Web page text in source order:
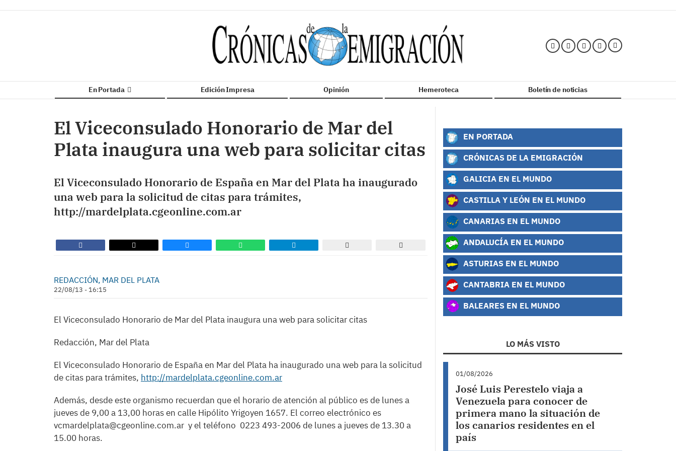
En Portada Edición Impresa Opinión Hemeroteca Boletín de noticias
El Viceconsulado Honorario de Mar del
Plata inaugura una web para solicitar citas
El Viceconsulado Honorario de España en Mar del Plata ha inaugurado
una web para la solicitud de citas para trámites,
http://mardelplata.cgeonline.com.ar
REDACCIÓN, MAR DEL PLATA
22/08/13 - 16:15
El Viceconsulado Honorario de Mar del Plata inaugura una web para solicitar citas
Redacción, Mar del Plata
El Viceconsulado Honorario de España en Mar del Plata ha inaugurado una web para la solicitud
de citas para trámites, http://mardelplata.cgeonline.com.ar
Además, desde este organismo recuerdan que el horario de atención al público es de lunes a
jueves de 9,00 a 13,00 horas en calle Hipólito Yrigoyen 1657. El correo electrónico es
vcmardelplata@cgeonline.com.ar y el teléfono 0223 493-2006 de lunes a jueves de 13.30 a
15.00 horas.
EN PORTADA
CRÓNICAS DE LA EMIGRACIÓN
GALICIA EN EL MUNDO
CASTILLA Y LEÓN EN EL MUNDO
CANARIAS EN EL MUNDO
ANDALUCÍA EN EL MUNDO
ASTURIAS EN EL MUNDO
CANTABRIA EN EL MUNDO
BALEARES EN EL MUNDO
LO MÁS VISTO
01/08/2026
José Luis Perestelo viaja a
Venezuela para conocer de
primera mano la situación de
los canarios residentes en el
país